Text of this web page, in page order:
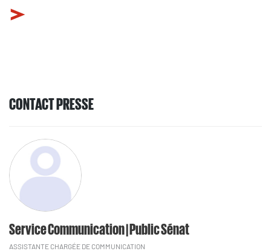
CONTACT PRESSE
Service Communication | Public Sénat
ASSISTANTE CHARGÉE DE COMMUNICATION